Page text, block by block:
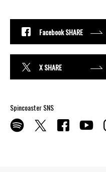
Facebook SHARE
X SHARE
Spincoaster SNS